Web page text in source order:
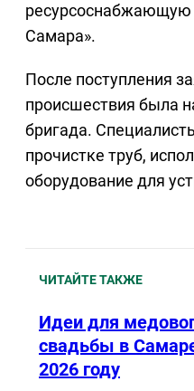
Самара».
После поступления
происшествия была
бригада.
прочистке труб,
оборудование для
ЧИТАЙТЕ ТАКЖЕ
Идеи для
свадьбы в
2026 году